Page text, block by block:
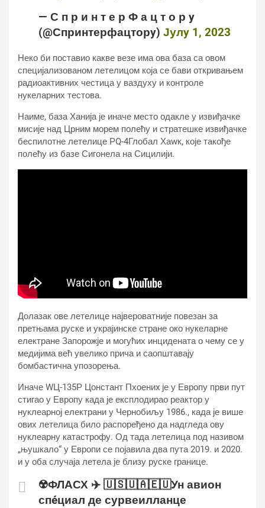
— С п р и н т е р Ф а ц т о р y
(@Спринтерфацторy) Јулy 1, 2023
Неко би поставио какве везе има ова база са овом
специјализованом летелицом која се бави откривањем
радиоактивних честица у ваздуху и контроле
нукеларних тестова.
Наиме, база Ханија је иначе место одакле у извиђачке
мисије над Црним морем полећу и стратешке извиђачке
беспилотне летелице РQ-4Глобал Хаwк, које такође
полећу из базе Сигонела на Сицилији.
Долазак ове летелице највероватније повезан за
претњама руске и украјинске стране око нукеларне
електране Запорожје и могућих инцидената о чему се у
медијима већ увелико прича и саопштавају
бомбастична упозорења.
Иначе WЦ-135Р Цонстант Пхоениx је у Европу први пут
стигао у Европу када је експлодирао реактор у
нуклеарној електрани у Чернобиљу 1986., када је више
ових летелица било распоређено да надгледа ову
нуклеарну катастрофу. Од тада летелица под називом
„њушкало“ у Европи се појавила два пута 2019. и 2020.
и у оба случаја летела је близу руске границе.
☢️ФЛАСХ ✈️ 🇺🇸🇺🇦🇪🇺Ун авион
спéциал де сурвеилланце